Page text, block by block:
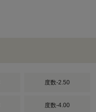
度数-2.50
度数-4.00